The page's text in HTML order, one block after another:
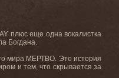
плюс еще одна вокалистка
Богдана.
мира МЕРТВО. Это история
и тем, что скрывается за